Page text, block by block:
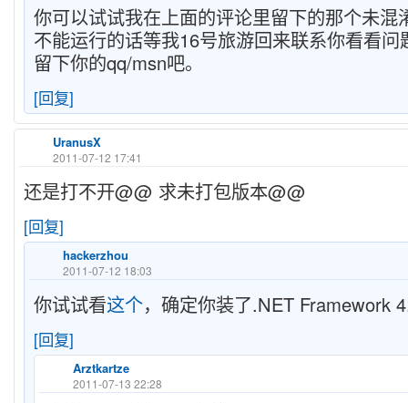
你可以试试我在上面的评论里留下的那个未混
不能运行的话等我16号旅游回来联系你看看问
留下你的qq/msn吧。
[回复]
UranusX
2011-07-12 17:41
还是打不开@@ 求未打包版本@@
[回复]
hackerzhou
2011-07-12 18:03
你试试看这个，确定你装了.NET Framework
[回复]
Arztkartze
2011-07-13 22:28